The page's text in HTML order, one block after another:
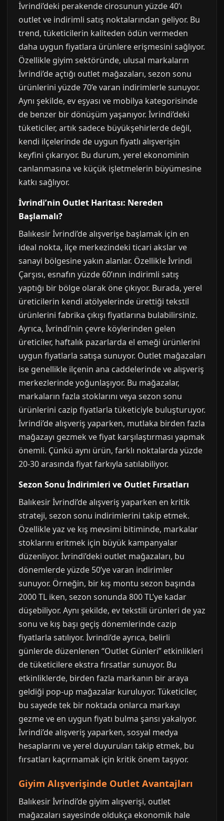
İvrindi’deki perakende cirosunun yüzde 40’ı
outlet ve indirimli satış noktalarından geliyor. Bu
trend, tüketicilerin kaliteden ödün vermeden
daha uygun fiyatlara ürünlere erişmesini sağlıyor.
Özellikle giyim sektöründe, ulusal markaların
İvrindi’de açtığı outlet mağazaları, sezon sonu
ürünlerini yüzde 70’e varan indirimlerle sunuyor.
Aynı şekilde, ev eşyası ve mobilya kategorisinde
de benzer bir dönüşüm yaşanıyor. İvrindi’deki
tüketiciler, artık sadece büyükşehirlerde değil,
kendi ilçelerinde de uygun fiyatlı alışverişin
keyfini çıkarıyor. Bu durum, yerel ekonominin
canlanmasına ve küçük işletmelerin büyümesine
katkı sağlıyor.
İvrindi’nin Outlet Haritası: Nereden
Başlamalı?
Balıkesir İvrindi’de alışverişe başlamak için en
ideal nokta, ilçe merkezindeki ticari akslar ve
sanayi bölgesine yakın alanlar. Özellikle İvrindi
Çarşısı, esnafın yüzde 60’ının indirimli satış
yaptığı bir bölge olarak öne çıkıyor. Burada, yerel
üreticilerin kendi atölyelerinde ürettiği tekstil
ürünlerini fabrika çıkışı fiyatlarına bulabilirsiniz.
Ayrıca, İvrindi’nin çevre köylerinden gelen
üreticiler, haftalık pazarlarda el emeği ürünlerini
uygun fiyatlarla satışa sunuyor. Outlet mağazaları
ise genellikle ilçenin ana caddelerinde ve alışveriş
merkezlerinde yoğunlaşıyor. Bu mağazalar,
markaların fazla stoklarını veya sezon sonu
ürünlerini cazip fiyatlarla tüketiciyle buluşturuyor.
İvrindi’de alışveriş yaparken, mutlaka birden fazla
mağazayı gezmek ve fiyat karşılaştırması yapmak
önemli. Çünkü aynı ürün, farklı noktalarda yüzde
20-30 arasında fiyat farkıyla satılabiliyor.
Sezon Sonu İndirimleri ve Outlet Fırsatları
Balıkesir İvrindi’de alışveriş yaparken en kritik
strateji, sezon sonu indirimlerini takip etmek.
Özellikle yaz ve kış mevsimi bitiminde, markalar
stoklarını eritmek için büyük kampanyalar
düzenliyor. İvrindi’deki outlet mağazaları, bu
dönemlerde yüzde 50’ye varan indirimler
sunuyor. Örneğin, bir kış montu sezon başında
2000 TL iken, sezon sonunda 800 TL’ye kadar
düşebiliyor. Aynı şekilde, ev tekstili ürünleri de yaz
sonu ve kış başı geçiş dönemlerinde cazip
fiyatlarla satılıyor. İvrindi’de ayrıca, belirli
günlerde düzenlenen “Outlet Günleri” etkinlikleri
de tüketicilere ekstra fırsatlar sunuyor. Bu
etkinliklerde, birden fazla markanın bir araya
geldiği pop-up mağazalar kuruluyor. Tüketiciler,
bu sayede tek bir noktada onlarca markayı
gezme ve en uygun fiyatı bulma şansı yakalıyor.
İvrindi’de alışveriş yaparken, sosyal medya
hesaplarını ve yerel duyuruları takip etmek, bu
fırsatları kaçırmamak için kritik önem taşıyor.
Giyim Alışverişinde Outlet Avantajları
Balıkesir İvrindi’de giyim alışverişi, outlet
mağazaları sayesinde oldukça ekonomik hale